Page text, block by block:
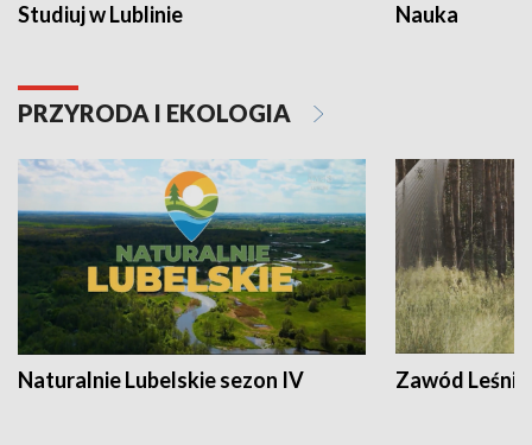
Studiuj w Lublinie Nauka
PRZYRODA I EKOLOGIA
Naturalnie Lubelskie sezon IV Zawód Leśnik